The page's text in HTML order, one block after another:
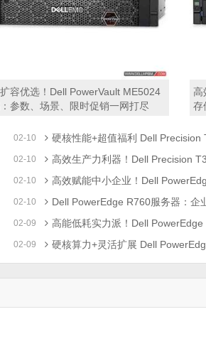
容优选！Dell PowerVault ME5024
参数、场景、限时促销一网打尽
高
存
02-10 硬核性能+超值福利 Dell Precision T7875工
02-10 高效生产力利器！Dell Precision T3680工作站参数、场景
02-10 高效赋能中小企业！Dell PowerEdge T160塔式服
02-10 Dell PowerEdge R760服务器：企业算力升级利器，
02-09 高能低耗实力派！Dell PowerEdge R660XS服务器
02-09 硬核算力+灵活扩展 Dell PowerEdge R750服务器